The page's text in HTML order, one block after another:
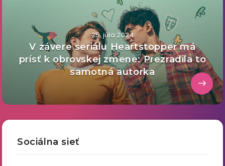
25. júla 2024
V závere seriálu Heartstopper má
prísť k obrovskej zmene: Prezradila to
samotná autorka
Sociálna sieť